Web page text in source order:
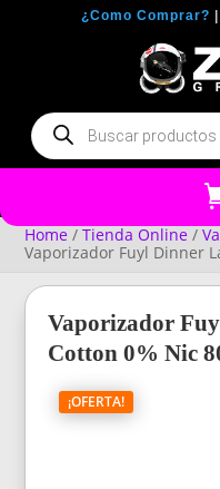
¿Como Comprar?
Búsqueda
de
productos
Home /Tienda Online /
Vaporizador Fuyl Dinner
Vaporizador
Cotton 0% Nic
¡OFERTA!